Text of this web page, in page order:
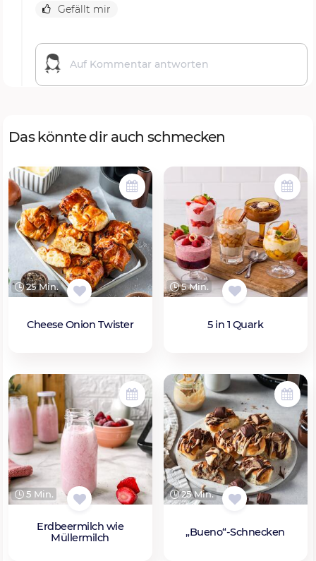
Gefällt mir
Das könnte dir auch schmecken
25 Min.
Cheese Onion Twister
5 Min.
5 in 1 Quark
5 Min.
Erdbeermilch wie
Müllermilch
25 Min.
„Bueno“-Schnecken